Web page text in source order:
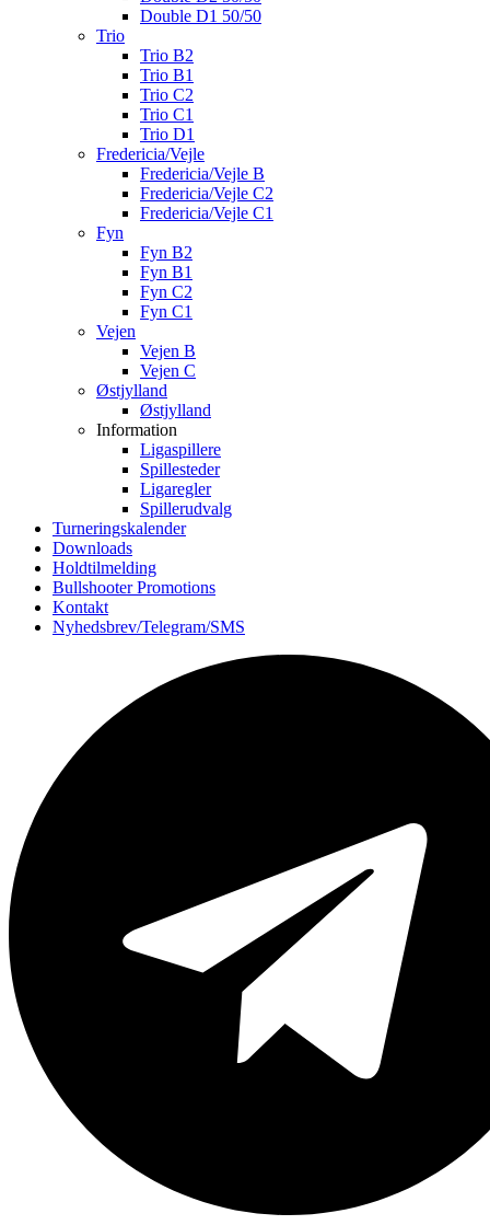
Double D1 50/50
Trio
Trio B2
Trio B1
Trio C2
Trio C1
Trio D1
Fredericia/Vejle
Fredericia/Vejle B
Fredericia/Vejle C2
Fredericia/Vejle C1
Fyn
Fyn B2
Fyn B1
Fyn C2
Fyn C1
Vejen
Vejen B
Vejen C
Østjylland
Østjylland
Information
Ligaspillere
Spillesteder
Ligaregler
Spillerudvalg
Turneringskalender
Downloads
Holdtilmelding
Bullshooter Promotions
Kontakt
Nyhedsbrev/Telegram/SMS